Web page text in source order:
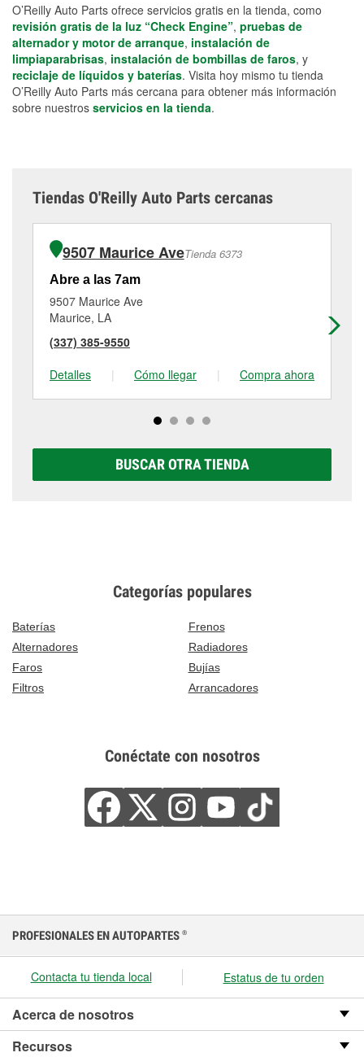
O’Reilly Auto Parts ofrece servicios gratis en la tienda, como
revisión gratis de la luz “Check Engine”, pruebas de
alternador y motor de arranque, instalación de
limpiaparabrisas, instalación de bombillas de faros, y
reciclaje de líquidos y baterías. Visita hoy mismo tu tienda
O’Reilly Auto Parts más cercana para obtener más información
sobre nuestros servicios en la tienda.
Tiendas O'Reilly Auto Parts cercanas
9507 Maurice AveTienda 6373
Abre a las 7am
9507 Maurice Ave
Maurice, LA
(337) 385-9550
Detalles
| Cómo llegar | Compra ahora
BUSCAR OTRA TIENDA
Categorías populares
Baterías
Frenos
Alternadores
Radiadores
Faros
Bujías
Filtros
Arrancadores
Conéctate con nosotros
PROFESIONALES EN AUTOPARTES ®
Contacta tu tienda local Estatus de tu orden
Acerca de nosotros
Recursos